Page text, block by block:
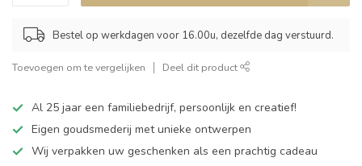
Bestel op werkdagen voor 16.00u, dezelfde dag verstuurd.
Toevoegen om te vergelijken Deel dit product
Al 25 jaar een familiebedrijf, persoonlijk en creatief!
Eigen goudsmederij met unieke ontwerpen
Wij verpakken uw geschenken als een prachtig cadeau